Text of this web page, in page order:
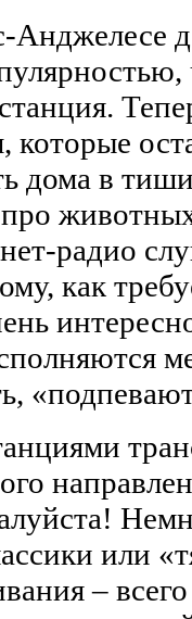
Анджелесе
которые
дома в
радио
как
или
–